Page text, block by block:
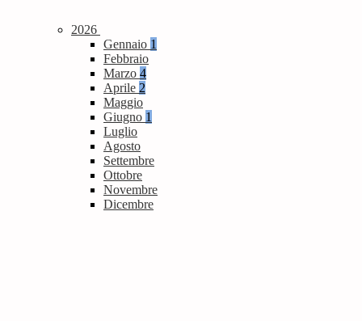
2026
Gennaio 1
Febbraio
Marzo 4
Aprile 2
Maggio
Giugno 1
Luglio
Agosto
Settembre
Ottobre
Novembre
Dicembre